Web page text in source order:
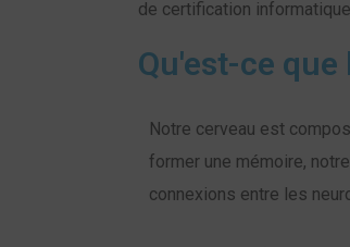
de certification
Qu'est-ce
Notre cerveau est
former une mémoire,
connexions entre les